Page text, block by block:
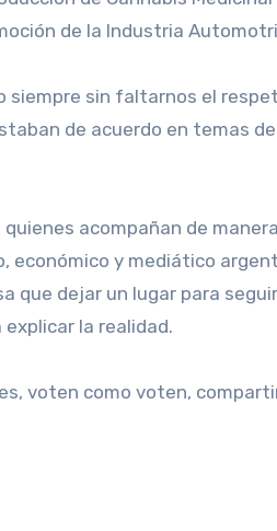
de la Industria
siempre sin faltarnos el
de acuerdo en temas
acompañan de
económico y mediático
que dejar un lugar para
la realidad.
voten como voten,